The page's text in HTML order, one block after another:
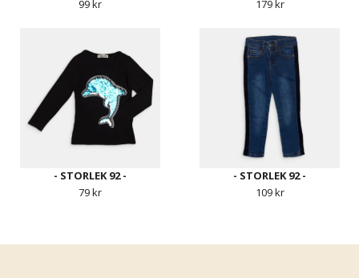
99 kr
179 kr
- STORLEK 92 -
79 kr
- STORLEK 92 -
109 kr